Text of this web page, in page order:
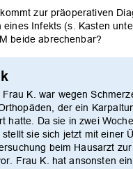
zur präoperativen
eines Infekts (s. Kasten
beide abrechenbar?
Frau K. war wegen
der ein
hatte. Da sie in zwei
sie sich jetzt mit einer
beim Hausarzt
Frau K. hat ansonsten